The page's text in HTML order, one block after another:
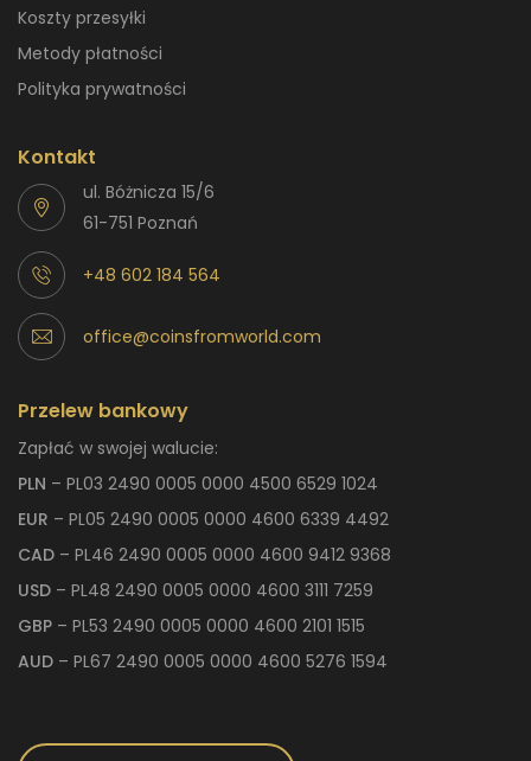
Koszty przesyłki
Metody płatności
Polityka prywatności
Kontakt
ul. Bóżnicza 15/6
61-751 Poznań
+48 602 184 564
office@coinsfromworld.com
Przelew bankowy
Zapłać w swojej walucie:
PLN – PL03 2490 0005 0000 4500 6529 1024
EUR – PL05 2490 0005 0000 4600 6339 4492
CAD – PL46 2490 0005 0000 4600 9412 9368
USD – PL48 2490 0005 0000 4600 3111 7259
GBP – PL53 2490 0005 0000 4600 2101 1515
AUD – PL67 2490 0005 0000 4600 5276 1594